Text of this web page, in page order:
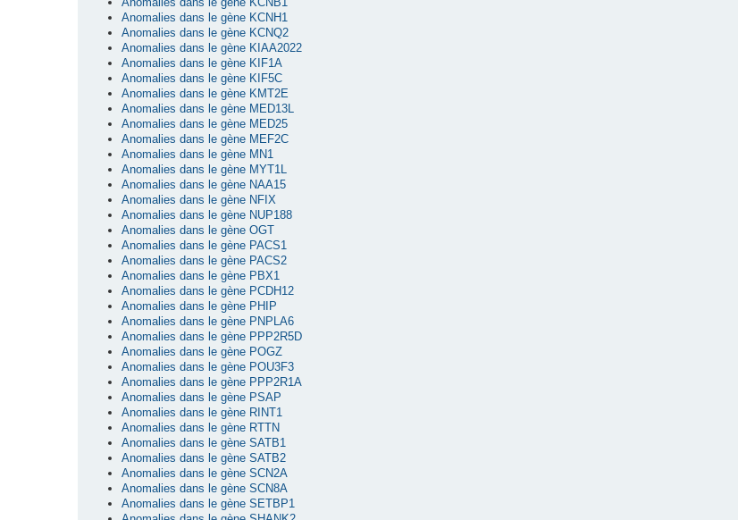
Anomalies dans le gène KCNH1
Anomalies dans le gène KCNQ2
Anomalies dans le gène KIAA2022
Anomalies dans le gène KIF1A
Anomalies dans le gène KIF5C
Anomalies dans le gène KMT2E
Anomalies dans le gène MED13L
Anomalies dans le gène MED25
Anomalies dans le gène MEF2C
Anomalies dans le gène MN1
Anomalies dans le gène MYT1L
Anomalies dans le gène NAA15
Anomalies dans le gène NFIX
Anomalies dans le gène NUP188
Anomalies dans le gène OGT
Anomalies dans le gène PACS1
Anomalies dans le gène PACS2
Anomalies dans le gène PBX1
Anomalies dans le gène PCDH12
Anomalies dans le gène PHIP
Anomalies dans le gène PNPLA6
Anomalies dans le gène PPP2R5D
Anomalies dans le gène POGZ
Anomalies dans le gène POU3F3
Anomalies dans le gène PPP2R1A
Anomalies dans le gène PSAP
Anomalies dans le gène RINT1
Anomalies dans le gène RTTN
Anomalies dans le gène SATB1
Anomalies dans le gène SATB2
Anomalies dans le gène SCN2A
Anomalies dans le gène SCN8A
Anomalies dans le gène SETBP1